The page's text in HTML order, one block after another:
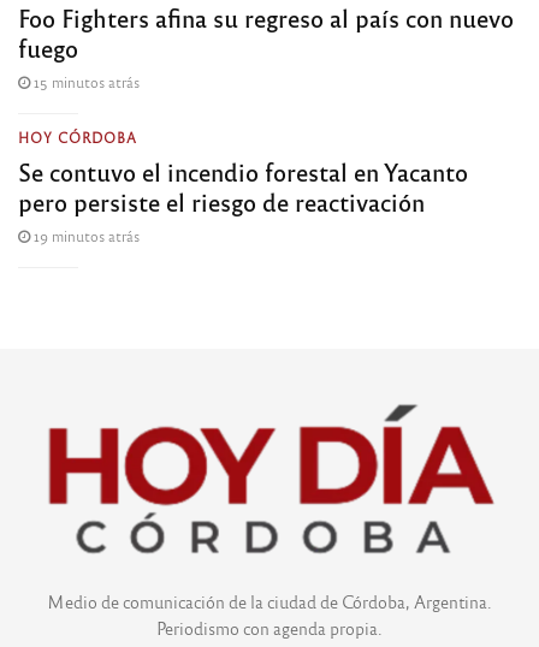
Foo Fighters afina su regreso al país con nuevo
fuego
15 minutos atrás
HOY CÓRDOBA
Se contuvo el incendio forestal en Yacanto
pero persiste el riesgo de reactivación
19 minutos atrás
Medio de comunicación de la ciudad de Córdoba, Argentina.
Periodismo con agenda propia.